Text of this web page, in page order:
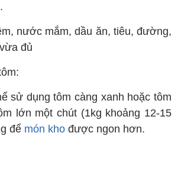
nước mắm, dầu ăn, tiêu, đường,
đủ
sử dụng tôm càng xanh hoặc tôm
lớn một chút (1kg khoảng 12-15
để món kho được ngon hơn.